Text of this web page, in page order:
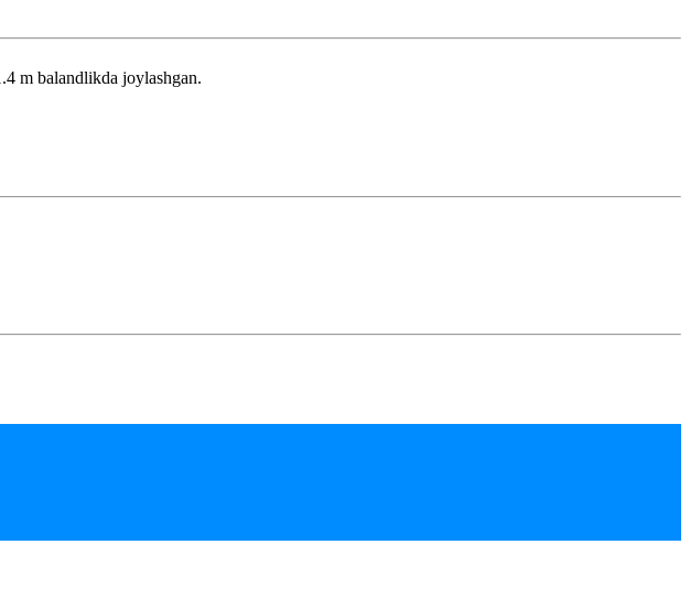
m balandlikda joylashgan.